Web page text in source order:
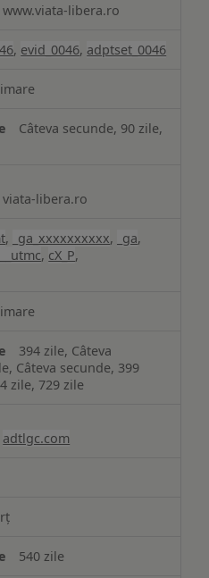
www.viata-libera.ro
, evid_0046, adptset_0046
Câteva secunde, 90 zile,
viata-libera.ro
, _ga_xxxxxxxxxx, _ga,
__utmc, cX_P,
394 zile, Câteva
Câteva secunde, 399
zile, 729 zile
adtlgc.com
540 zile